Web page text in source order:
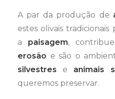
A par da produção de
estes olivais
a paisagem,
erosão e são o
silvestres e animais
queremos preservar.